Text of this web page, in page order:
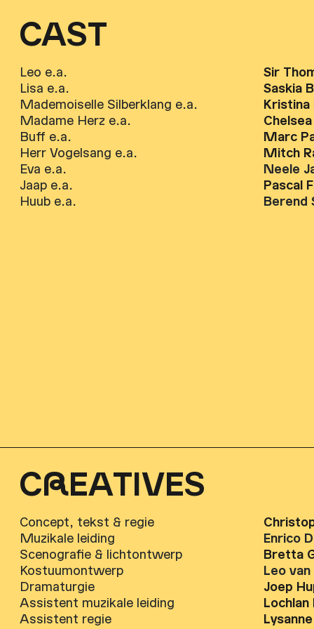
CAST
Leo e.a.
Sir
Lisa e.a.
Saskia
Mademoiselle Silberklang e.a.
Kristina
Madame Herz e.a.
Buff e.a.
Marc
Herr Vogelsang e.a.
Mitch
Eva e.a.
Neele
Jaap e.a.
Pascal
Huub e.a.
Berend
CREATIVES
Concept, tekst & regie
Muzikale leiding
Enrico
Scenografie & lichtontwerp
Bretta
Kostuumontwerp
Leo
Dramaturgie
Joep
Assistent muzikale leiding
Assistent regie